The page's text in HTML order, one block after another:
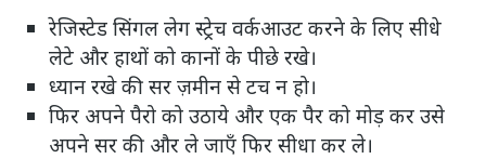
रेजिस्टेड सिंगल लेग स्ट्रेच वर्कआउट करने के लिए सीधे
लेटे और हाथों को कानों के पीछे रखे।
ध्यान रखे की सर ज़मीन से टच न हो।
फिर अपने पैरो को उठाये और एक पैर को मोड़ कर उसे
अपने सर की और ले जाएँ फिर सीधा कर ले।